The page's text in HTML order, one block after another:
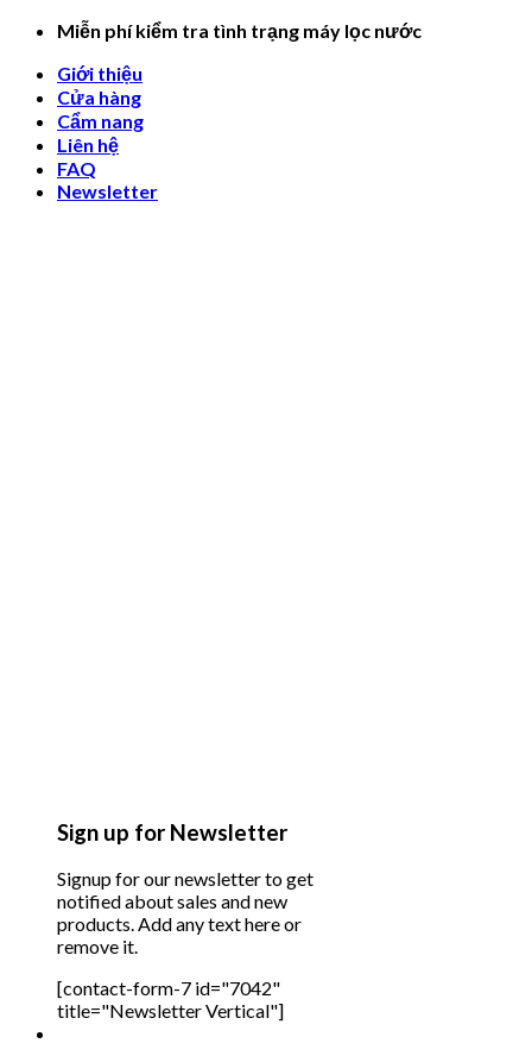
Skip
content
Miễn phí kiểm tra tình trạng máy lọc nước
Giới thiệu
Cửa hàng
Cẩm nang
Liên hệ
FAQ
Newsletter
Sign up for Newsletter
Signup for our newsletter to get
notified about sales and new
products. Add any text here or
remove it.
[contact-form-7 id="7042"
title="Newsletter Vertical"]